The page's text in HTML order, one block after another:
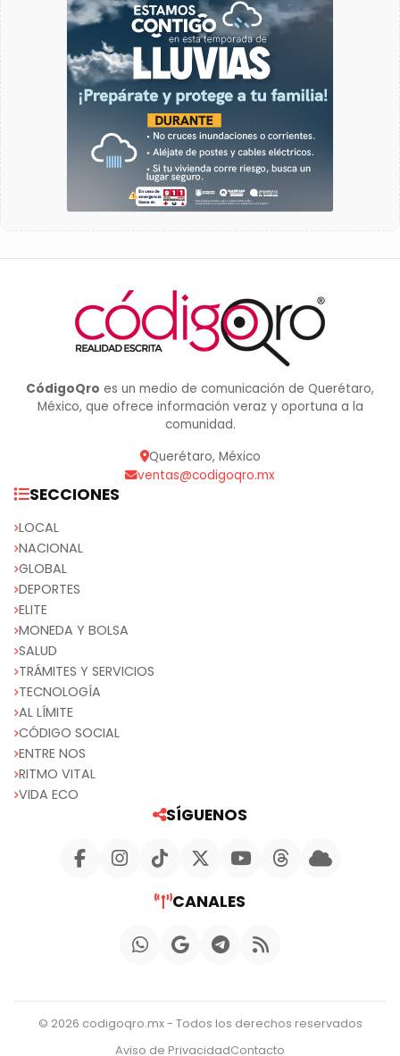
CódigoQro es un medio de comunicación de Querétaro,
México, que ofrece información veraz y oportuna a la
comunidad.
Querétaro, México
ventas@codigoqro.mx
SECCIONES
LOCAL
NACIONAL
GLOBAL
DEPORTES
ELITE
MONEDA Y BOLSA
SALUD
TRÁMITES Y SERVICIOS
TECNOLOGÍA
AL LÍMITE
CÓDIGO SOCIAL
ENTRE NOS
RITMO VITAL
VIDA ECO
SÍGUENOS
CANALES
© 2026 codigoqro.mx - Todos los derechos reservados
Aviso de PrivacidadContacto